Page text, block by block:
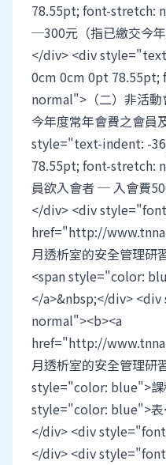
78.55pt; font-stretch:
─300元（指已繳交今
</div> <div
0cm 0cm 0pt 78.55pt;
normal">（二）非活
今年度常年會費之會員
style="text-indent: -
78.55pt; font-stretch:
員欲入會者 ─ 入會費
</div> <div
href="http://
月透析室的安全管理
<span style="color:
</a>&nbsp;</div>
normal"><b><a
href="http://
月透析室的安全管理研
style="color: blue">課
style="color: blue">表
</div> <div
</div> <div